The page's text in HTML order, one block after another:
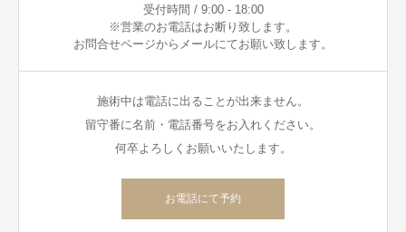
受付時間 / 9:00 - 18:00
※営業のお電話はお断り致します。
お問合せページからメールにてお願い致します。
施術中は電話に出ることが出来ません。
留守番に名前・電話番号をお入れください。
何卒よろしくお願いいたします。
お電話にて予約